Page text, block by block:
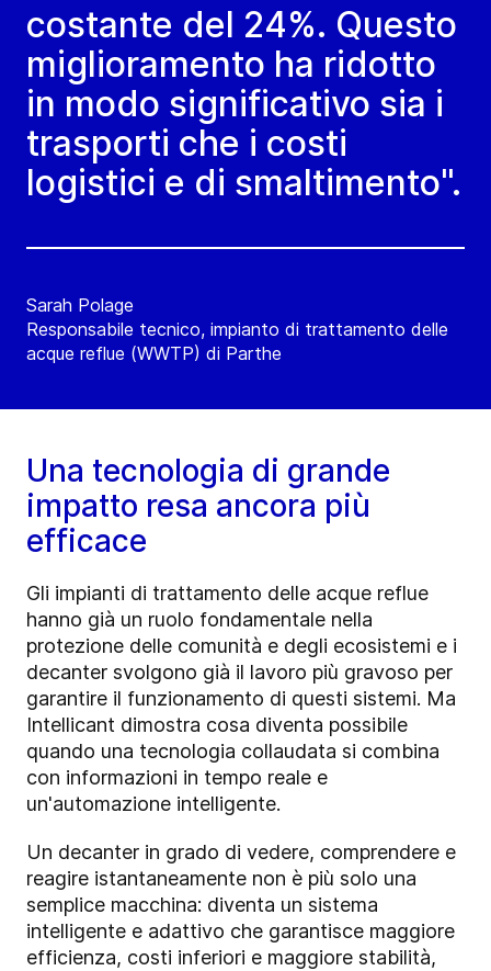
costante del 24%. Questo
miglioramento ha ridotto
in modo significativo sia i
trasporti che i costi
logistici e di smaltimento".
Sarah Polage
Responsabile tecnico, impianto di trattamento delle
acque reflue (WWTP) di Parthe
Una tecnologia di grande
impatto resa ancora più
efficace
Gli impianti di trattamento delle acque reflue
hanno già un ruolo fondamentale nella
protezione delle comunità e degli ecosistemi e i
decanter svolgono già il lavoro più gravoso per
garantire il funzionamento di questi sistemi. Ma
Intellicant dimostra cosa diventa possibile
quando una tecnologia collaudata si combina
con informazioni in tempo reale e
un'automazione intelligente.
Un decanter in grado di vedere, comprendere e
reagire istantaneamente non è più solo una
semplice macchina: diventa un sistema
intelligente e adattivo che garantisce maggiore
efficienza, costi inferiori e maggiore stabilità,